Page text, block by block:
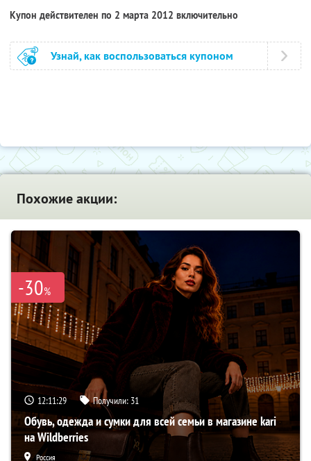
Купон действителен по 2 марта 2012 включительно
Узнай, как воспользоваться купоном
Похожие акции:
-30%
12:11:28 Получили: 31
Обувь, одежда и сумки для всей семьи в магазине kari
на Wildberries
Россия